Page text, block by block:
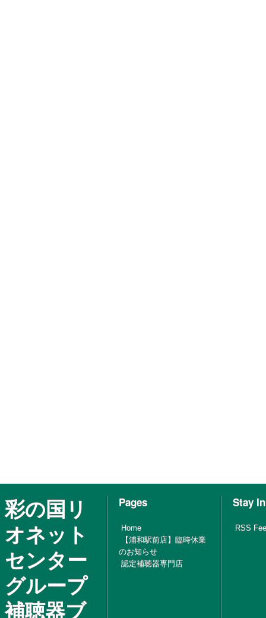
彩の国リ
オネット
センター
グループ
補聴器ブ
Pages
Home
【浦和駅前店】臨時休業
のお知らせ
認定補聴器専門店
Stay
RSS